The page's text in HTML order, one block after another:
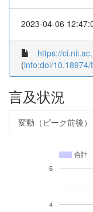
2023-04-06
https://
(info:doi/
言及状況
変動（ピーク前後）
合計
4
6